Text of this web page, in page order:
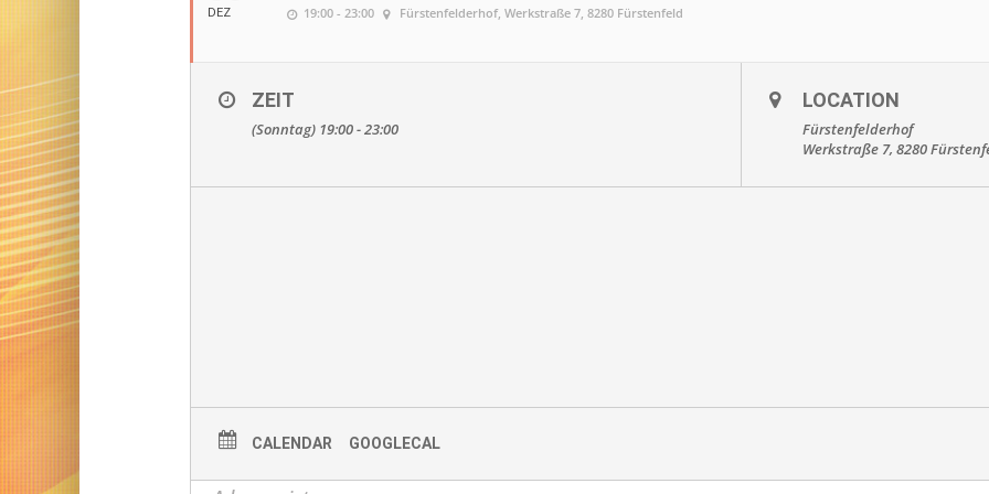
DEZ 19:00 - 23:00 Fürstenfelderhof, Werkstraße 7, 8280 Fürstenfeld
ZEIT
(Sonntag) 19:00 - 23:00
LOCATION
Fürstenfelderhof
Werkstraße 7, 8280
CALENDAR GOOGLECAL